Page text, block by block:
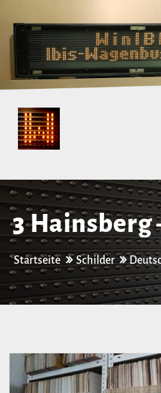
springen
3 Hainsberg
Startseite Schilder